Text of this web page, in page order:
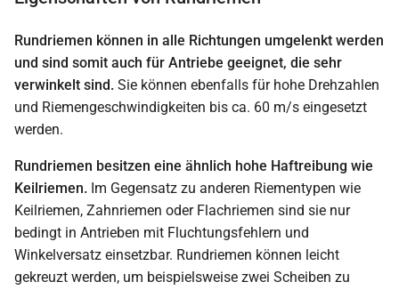
Rundriemen können in alle Richtungen umgelenkt werden
und sind somit auch für Antriebe geeignet, die sehr
verwinkelt sind. Sie können ebenfalls für hohe Drehzahlen
und Riemengeschwindigkeiten bis ca. 60 m/s eingesetzt
werden.
Rundriemen besitzen eine ähnlich hohe Haftreibung wie
Keilriemen. Im Gegensatz zu anderen Riementypen wie
Keilriemen, Zahnriemen oder Flachriemen sind sie nur
bedingt in Antrieben mit Fluchtungsfehlern und
Winkelversatz einsetzbar. Rundriemen können leicht
gekreuzt werden, um beispielsweise zwei Scheiben zu